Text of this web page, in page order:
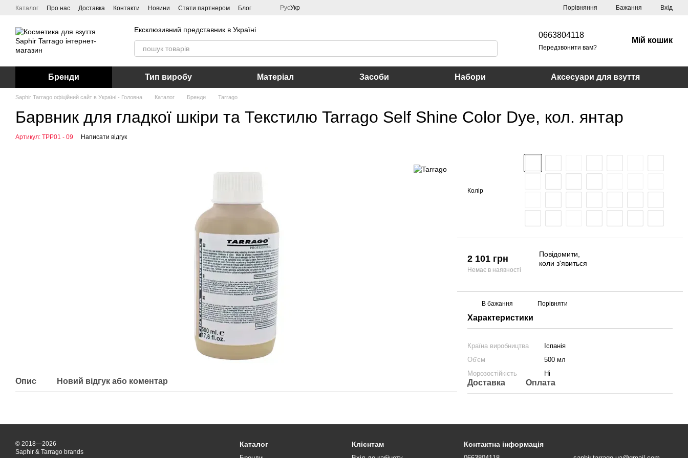
Перейти до основного контенту
Каталог Про нас Доставка Контакти Новини Стати партнером Блог РусУкр Порівняння Бажання Вхід
Ексклюзивний представник в Україні
0663804118
Передзвонити вам?
Мій кошик
Бренди Тип виробу Матеріал Засоби Набори Аксесуари для взуття
Saphir Tarrago офіційний сайт в Україні - Головна Каталог Бренди Tarrago
Барвник для гладкої шкіри та Текстилю Tarrago Self Shine Color Dye, кол. янтар
Артикул: TPP01 - 09 Написати відгук
Опис Новий відгук або коментар
Колір
2 101 грн
Немає в наявності
Повідомити,
коли з'явиться
В бажання Порівняти
Характеристики
Країна виробництва
Іспанія
Об'єм
500 мл
Морозостійкість
Ні
Доставка Оплата
© 2018—2026
Saphir & Tarrago brands
Каталог Клієнтам Контактна інформація